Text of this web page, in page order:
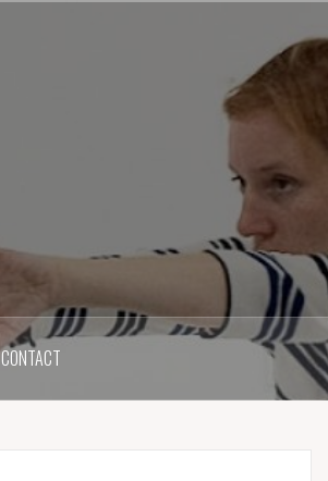
CONTACT